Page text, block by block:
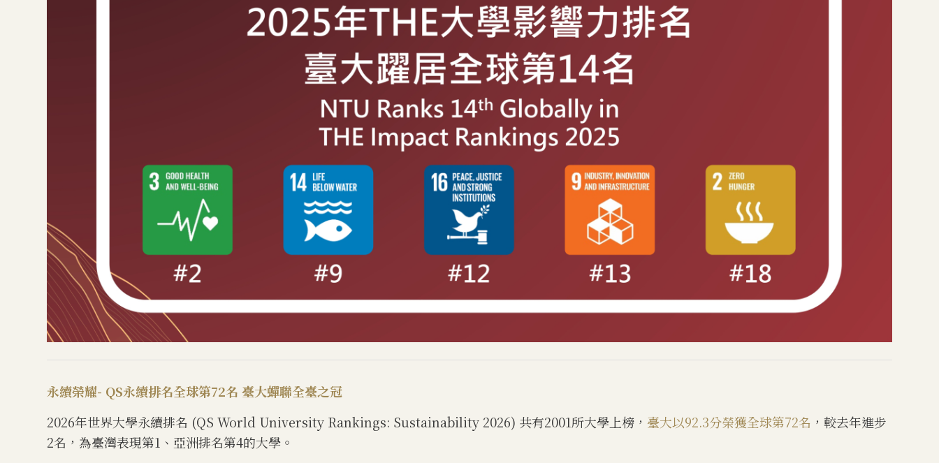
永續榮耀- QS永續排名全球第72名 臺大蟬聯全臺之冠
2026年世界大學永續排名 (QS World University Rankings: Sustainability 2026) 共有2001所大學上榜， 臺大以92.3分榮獲全球第72名 ，較去年進步
2名，為臺灣表現第1、亞洲排名第4的大學。